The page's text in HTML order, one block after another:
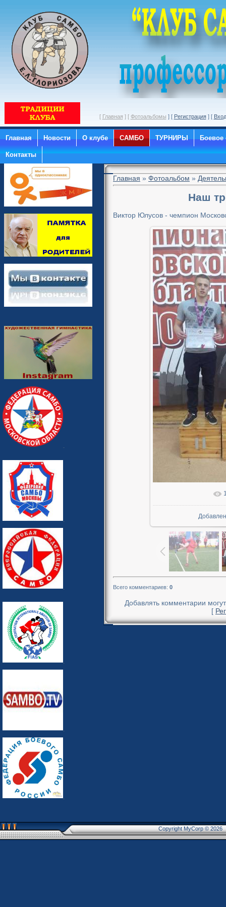
[ Главная ] [ Фотоальбомы ] [ Регистрация] [ Вход
Главная Новости О клубе САМБО ТУРНИРЫ Боевое
Контакты
Главная » Фотоальбом »
Наш
Виктор Юлусов - чемпион
В
Всего комментариев: 0
Добавлять комментарии
[
Copyright MyCorp © 2026